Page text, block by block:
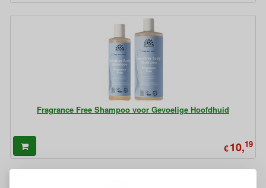
Fragrance Free Shampoo voor Gevoelige Hoofdhuid
€10,19